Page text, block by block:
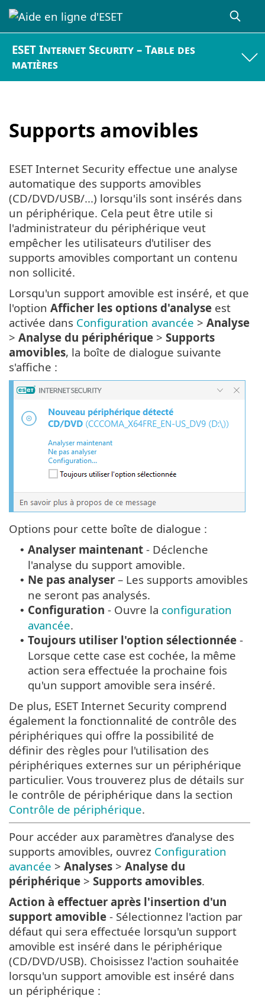
ESET Internet Security – Table des
matières
Supports amovibles
ESET Internet Security effectue une analyse
automatique des supports amovibles
(CD/DVD/USB/...) lorsqu'ils sont insérés dans
un périphérique. Cela peut être utile si
l'administrateur du périphérique veut
empêcher les utilisateurs d'utiliser des
supports amovibles comportant un contenu
non sollicité.
Lorsqu'un support amovible est inséré, et que
l'option Afficher les options d'analyse est
activée dans Configuration avancée > Analyse
> Analyse du périphérique > Supports
amovibles, la boîte de dialogue suivante
s'affiche :
Options pour cette boîte de dialogue :
• Analyser maintenant - Déclenche
l'analyse du support amovible.
• Ne pas analyser – Les supports amovibles
ne seront pas analysés.
• Configuration - Ouvre la configuration
avancée.
• Toujours utiliser l'option sélectionnée -
Lorsque cette case est cochée, la même
action sera effectuée la prochaine fois
qu'un support amovible sera inséré.
De plus, ESET Internet Security comprend
également la fonctionnalité de contrôle des
périphériques qui offre la possibilité de
définir des règles pour l'utilisation des
périphériques externes sur un périphérique
particulier. Vous trouverez plus de détails sur
le contrôle de périphérique dans la section
Contrôle de périphérique.
Pour accéder aux paramètres d’analyse des
supports amovibles, ouvrez Configuration
avancée > Analyses > Analyse du
périphérique > Supports amovibles.
Action à effectuer après l'insertion d'un
support amovible - Sélectionnez l'action par
défaut qui sera effectuée lorsqu'un support
amovible est inséré dans le périphérique
(CD/DVD/USB). Choisissez l'action souhaitée
lorsqu'un support amovible est inséré dans
un périphérique :